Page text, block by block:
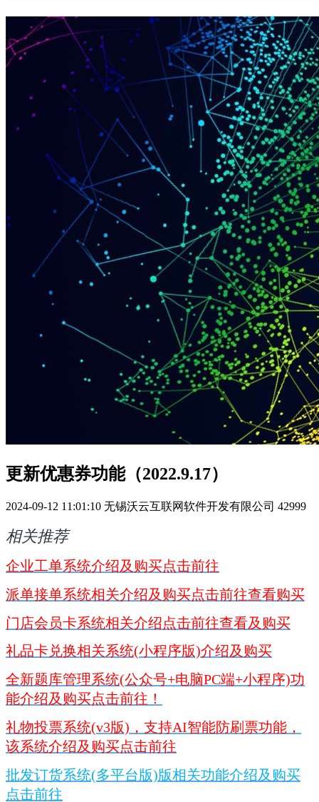
更新优惠券功能（2022.9.17）
2024-09-12 11:01:10 无锡沃云互联网软件开发有限公司 42999
相关推荐
企业工单系统介绍及购买点击前往
派单接单系统相关介绍及购买点击前往查看购买
门店会员卡系统相关介绍点击前往查看及购买
礼品卡兑换相关系统(小程序版)介绍及购买
全新题库管理系统(公众号+电脑PC端+小程序)功
能介绍及购买点击前往！
礼物投票系统(v3版)，支持AI智能防刷票功能，
该系统介绍及购买点击前往
批发订货系统(多平台版)版相关功能介绍及购买
点击前往